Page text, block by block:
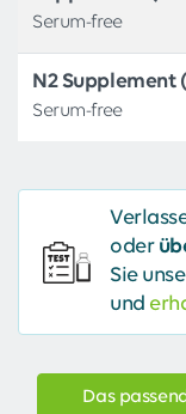
Serum-free
N2 Supplement
Serum-free
oder
Sie
und
Das